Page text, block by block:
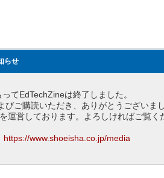
らせ
てEdTechZineは終了しました。
ご購読いただき、ありがとうございまし
運営しております。よろしければご覧く
https://www.shoeisha.co.jp/media